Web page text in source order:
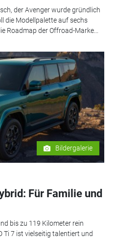
der Avenger wurde gründlich
die Modellpalette auf sechs
Roadmap der Offroad-Marke...
Bildergalerie
Für Familie und
bis zu 119 Kilometer rein
Ti 7 ist vielseitig talentiert und